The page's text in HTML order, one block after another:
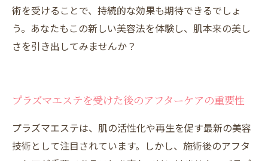
術を受けることで、持続的な効果も期待できるでしょ
う。あなたもこの新しい美容法を体験し、肌本来の美し
さを引き出してみませんか？
プラズマエステを受けた後のアフターケアの重要性
プラズマエステは、肌の活性化や再生を促す最新の美容
技術として注目されています。しかし、施術後のアフタ